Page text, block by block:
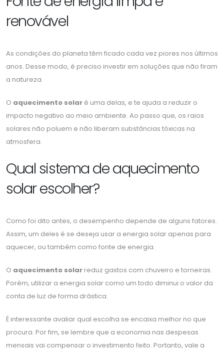
renovável
As condições do planeta têm ficado cada vez piores nos últimos
anos. Desse modo, é preciso investir em soluções que não firam
a natureza.
O aquecimento solar é uma delas, e te ajuda a reduzir o
impacto negativo ao meio ambiente. Ao passo que, os raios
solares não poluem e não liberam substâncias tóxicas na
atmosfera.
Qual sistema de aquecimento
solar escolher?
Como foi dito antes, o desempenho depende de alguns fatores.
Assim, um deles é se deseja usar a energia solar apenas para
aquecer, ou também como fonte de energia.
O aquecimento solar reduz gastos com chuveiro e torneiras.
Porém, utilizar a energia solar como um todo diminui o valor da
conta de luz de forma drástica.
É interessante avaliar qual escolha se encaixa melhor no que
procura. Por fim, se lembre que a economia nas despesas
mensais vai compensar o investimento feito. Portanto, vale a